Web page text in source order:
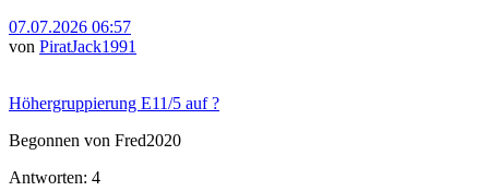
07.07.2026 06:57
von PiratJack1991
Höhergruppierung E11/5 auf ?
Begonnen von Fred2020
Antworten: 4